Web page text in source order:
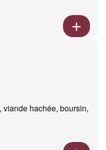
viande hachée, boursin,